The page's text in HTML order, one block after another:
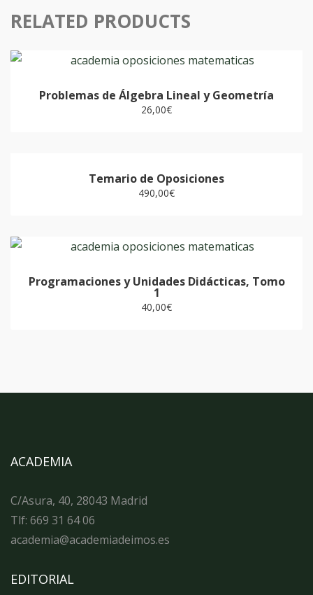
RELATED PRODUCTS
Problemas de Álgebra Lineal y Geometría
26,00€
Temario de Oposiciones
490,00€
Programaciones y Unidades Didácticas, Tomo
1
40,00€
ACADEMIA
C/Asura, 40, 28043 Madrid
Tlf: 669 31 64 06
academia@academiadeimos.es
EDITORIAL